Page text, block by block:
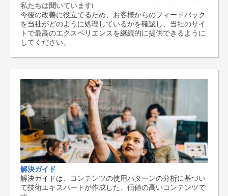
私たちは聞いています!
今後の改善に役立てるため、お客様からのフィードバック
を当社がどのように処理しているかを確認し、当社のサイ
トで最高のエクスペリエンスを継続的に提供できるように
してください。
解決ガイド
解決ガイドは、コンテンツの使用パターンの分析に基づい
て技術エキスパートが作成した、価値の高いコンテンツで